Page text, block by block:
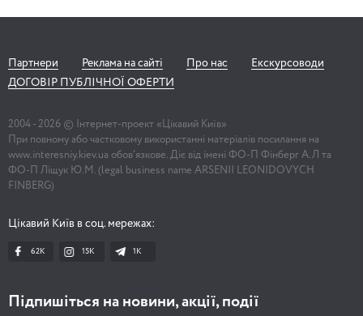
Партнери Реклама на сайті Про нас
Екскурсоводи
ДОГОВІР ПУБЛІЧНОЇ ОФЕРТИ
2004 - 2026 © Інтернет-проект «Цікавий Київ»
При повному або частковому використанні матеріалів посилання на
www.interesniy.kiev.ua обов'язкове. Діє від імені ФО-П Фінберг А.Л та
ФО-П Ліщук Ю.М. (legal business name ARSENII LEONIDOVYCH
FINBERG)
Цікавий Київ в соц. мережах:
62K 15K 1К
Підпишіться на новини, акції, події